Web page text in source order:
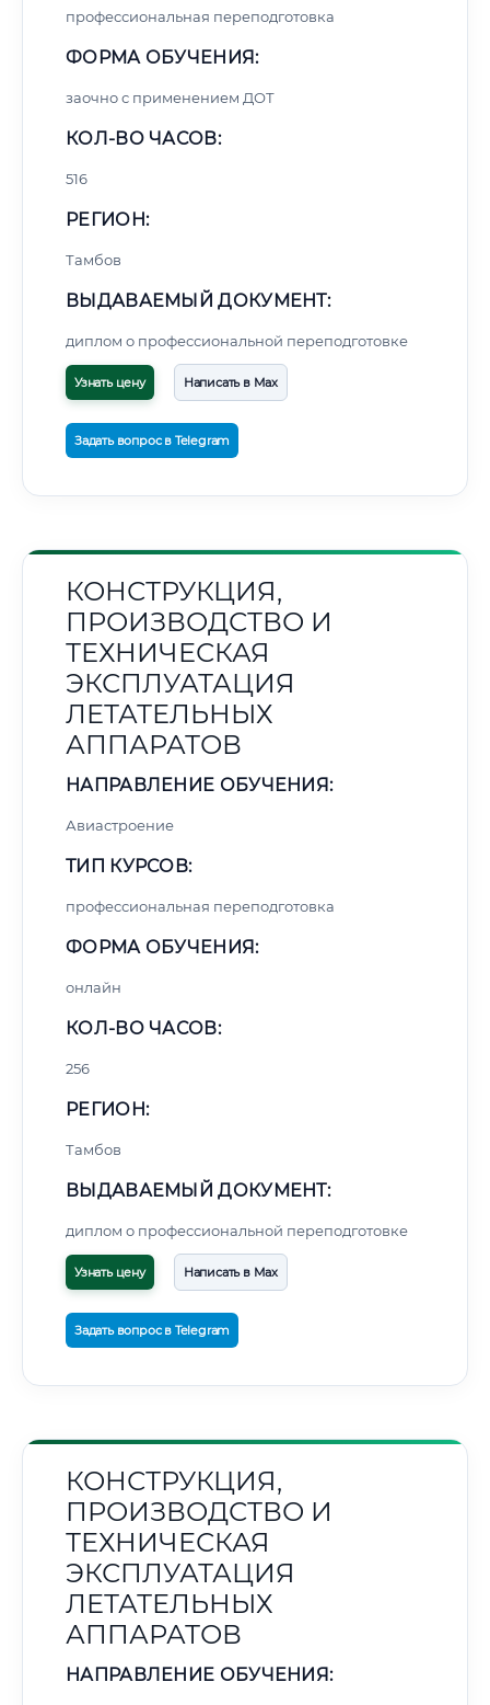
профессиональная переподготовка
ФОРМА ОБУЧЕНИЯ:
заочно с применением ДОТ
КОЛ-ВО ЧАСОВ:
516
РЕГИОН:
Тамбов
ВЫДАВАЕМЫЙ ДОКУМЕНТ:
диплом о профессиональной переподготовке
Узнать цену Написать в Max
Задать вопрос в Telegram
КОНСТРУКЦИЯ,
ПРОИЗВОДСТВО И
ТЕХНИЧЕСКАЯ
ЭКСПЛУАТАЦИЯ
ЛЕТАТЕЛЬНЫХ
АППАРАТОВ
НАПРАВЛЕНИЕ ОБУЧЕНИЯ:
Авиастроение
ТИП КУРСОВ:
профессиональная переподготовка
ФОРМА ОБУЧЕНИЯ:
онлайн
КОЛ-ВО ЧАСОВ:
256
РЕГИОН:
Тамбов
ВЫДАВАЕМЫЙ ДОКУМЕНТ:
диплом о профессиональной переподготовке
Узнать цену Написать в Max
Задать вопрос в Telegram
КОНСТРУКЦИЯ,
ПРОИЗВОДСТВО И
ТЕХНИЧЕСКАЯ
ЭКСПЛУАТАЦИЯ
ЛЕТАТЕЛЬНЫХ
АППАРАТОВ
НАПРАВЛЕНИЕ ОБУЧЕНИЯ: